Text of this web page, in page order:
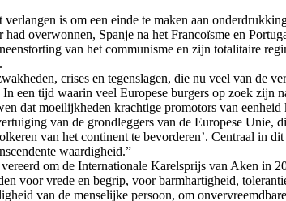
is om een einde te maken aan
overwonnen, Spanje na het Francoïsme en
van het communisme en zijn totalitaire
crises en tegenslagen, die nu veel van de
een tijd waarin veel Europese burgers op zoek zijn
dat moeilijkheden krachtige promotors van
van de grondleggers van de Europese Unie,
van het continent te bevorderen’. Centraal in
waardigheid.”
om de Internationale Karelsprijs van Aken in
voor vrede en begrip, voor barmhartigheid,
van de menselijke persoon, om